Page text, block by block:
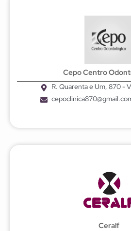
Cepo Centro
R. Quarenta e Um, 870 -
Ceralf